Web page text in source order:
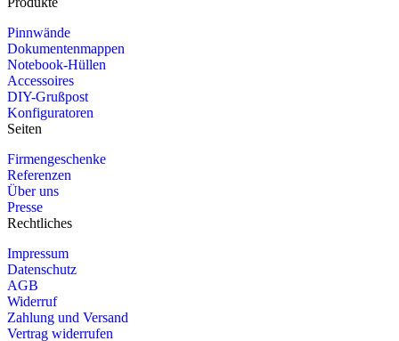
Pinnwände
Dokumentenmappen
Notebook-Hüllen
Accessoires
DIY-Grußpost
Konfiguratoren
Seiten
Firmengeschenke
Referenzen
Über uns
Presse
Rechtliches
Impressum
Datenschutz
AGB
Widerruf
Zahlung und Versand
Vertrag widerrufen